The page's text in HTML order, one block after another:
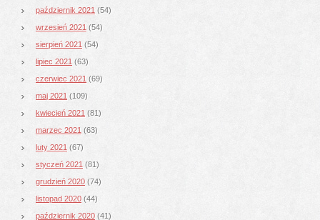
październik 2021 (54)
wrzesień 2021 (54)
sierpień 2021 (54)
lipiec 2021 (63)
czerwiec 2021 (69)
maj 2021 (109)
kwiecień 2021 (81)
marzec 2021 (63)
luty 2021 (67)
styczeń 2021 (81)
grudzień 2020 (74)
listopad 2020 (44)
październik 2020 (41)